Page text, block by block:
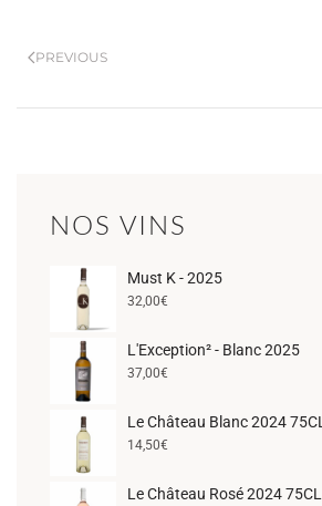
PREVIOUS
NOS VINS
Must K - 2025
32,00€
L'Exception² - Blanc 2025
37,00€
Le Château Blanc 2024 75CL
14,50€
Le Château Rosé 2024 75CL